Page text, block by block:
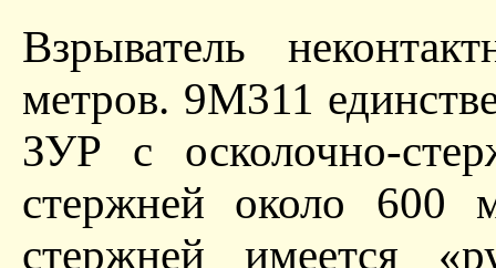
Взрыватель
метров. 9М311
ЗУР с осколочно-
стержней около
стержней имеется